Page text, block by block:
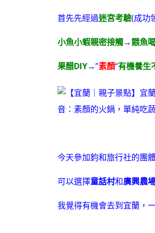
首先先經過迷宮考驗(成功
小魚小蝦親密接觸→餵魚
果醋DIY→”素顏“有機養生
音：素顏的火鍋，單純吃
今天參加鈞和旅行社的團
可以選擇童話村和廣興農
我覺得有機會去到宜蘭，